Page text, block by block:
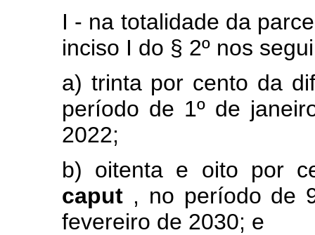
I - na totalidade da
inciso I do § 2º nos
a) trinta por cento da
período de 1º de
2022;
b) oitenta e oito por
caput , no período de
fevereiro de 2030; e